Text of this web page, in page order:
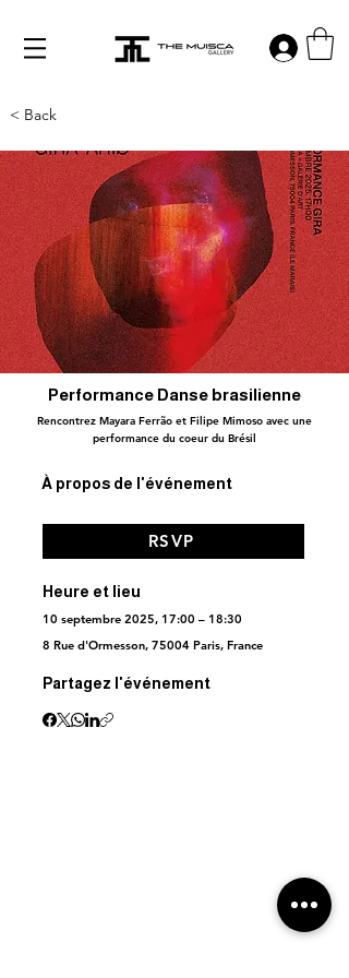
Log in
< Back
Performance Danse brasilienne
Rencontrez Mayara Ferrão et Filipe Mimoso avec une
performance du coeur du Brésil
À propos de l'événement
RSVP
Heure et lieu
10 septembre 2025, 17:00 – 18:30
8 Rue d'Ormesson, 75004 Paris, France
Partagez l'événement